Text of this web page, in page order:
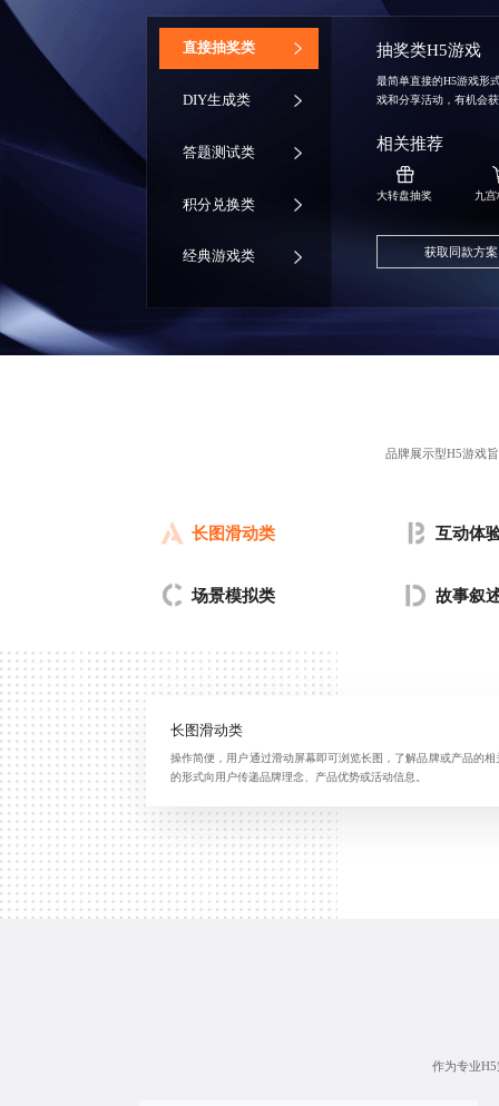
‌直接抽奖类
DIY生成类
答题测试类
积分兑换类
经典游戏类
抽奖类H5游戏
最简单直接的H5游戏形
戏和分享活动，有机会
相关推荐
大转盘抽奖 九
获取同款方案
品牌展示型H5游戏
长图滑动类 互动体
场景模拟类 故事叙
长图滑动类
操作简便，用户通过滑动屏幕即可浏览长图，了解品牌或产品的
的形式向用户传递品牌理念、产品优势或活动信息。
作为专业